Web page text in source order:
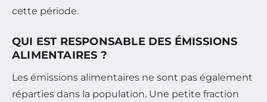
cette période.
QUI EST RESPONSABLE DES ÉMISSIONS
ALIMENTAIRES ?
Les émissions alimentaires ne sont pas également
réparties dans la population. Une petite fraction